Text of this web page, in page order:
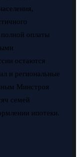
оплаты
остаются
и региональные
Минстроя
семей
ипотеки.